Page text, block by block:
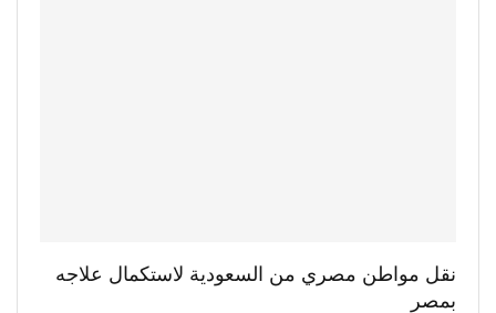
نقل مواطن مصري من السعودية لاستكمال علاجه
بمصر